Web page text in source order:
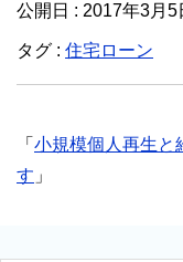
公開日 : 2017年3月5
タグ : 住宅ローン
「 小規模個人再生と
す 」